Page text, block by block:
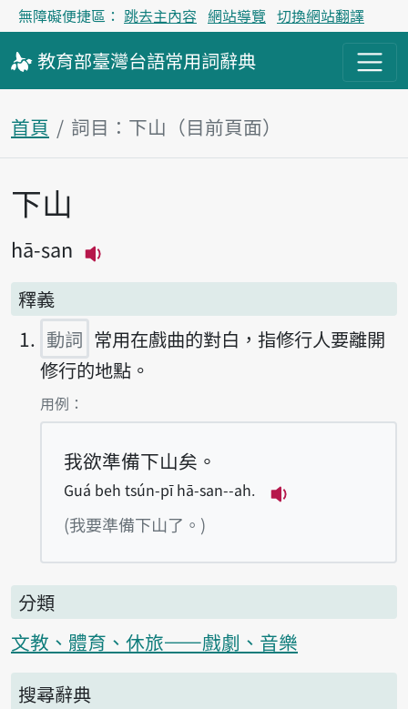
無障礙便捷區： 跳去主內容 網站導覽 切換網站翻譯
教育部臺灣台語常用詞辭典
首頁 詞目：下山（目前頁面）
主內容區塊
下山
hā-san
釋義
動詞 常用在戲曲的對白，指修行人要離開
修行的地點。
第1項釋義的
用例：
我欲準備下山矣。
Guá beh tsún-pī hā-san--ah.
(我要準備下山了。)
分類
文教、體育、休旅——戲劇、音樂
搜尋辭典